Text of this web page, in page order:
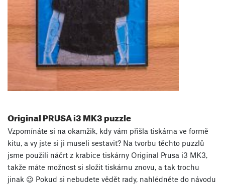
Original PRUSA i3 MK3 puzzle
Vzpomínáte si na okamžik, kdy vám přišla tiskárna ve formě
kitu, a vy jste si ji museli sestavit? Na tvorbu těchto puzzlů
jsme použili náčrt z krabice tiskárny Original Prusa i3 MK3,
takže máte možnost si složit tiskárnu znovu, a tak trochu
jinak 😉 Pokud si nebudete vědět rady, nahlédněte do návodu